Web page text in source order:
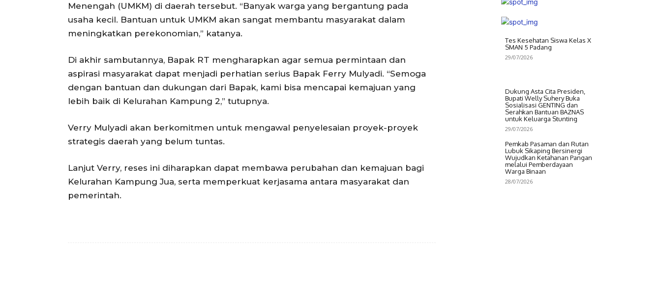
Menengah (UMKM) di daerah tersebut. “Banyak warga yang bergantung pada
usaha kecil. Bantuan untuk UMKM akan sangat membantu masyarakat dalam
meningkatkan perekonomian,” katanya.
Di akhir sambutannya, Bapak RT mengharapkan agar semua permintaan dan
aspirasi masyarakat dapat menjadi perhatian serius Bapak Ferry Mulyadi. “Semoga
dengan bantuan dan dukungan dari Bapak, kami bisa mencapai kemajuan yang
lebih baik di Kelurahan Kampung 2,” tutupnya.
Verry Mulyadi akan berkomitmen untuk mengawal penyelesaian proyek-proyek
strategis daerah yang belum tuntas.
Lanjut Verry, reses ini diharapkan dapat membawa perubahan dan kemajuan bagi
Kelurahan Kampung Jua, serta memperkuat kerjasama antara masyarakat dan
pemerintah.
Tes Kesehatan Siswa Kelas X
SMAN 5 Padang
29/07/2026
Dukung Asta Cita Presiden,
Bupati Welly Suhery Buka
Sosialisasi GENTING dan
Serahkan Bantuan BAZNAS
untuk Keluarga Stunting
29/07/2026
Pemkab Pasaman dan Rutan
Lubuk Sikaping Bersinergi
Wujudkan Ketahanan Pangan
melalui Pemberdayaan
Warga Binaan
28/07/2026